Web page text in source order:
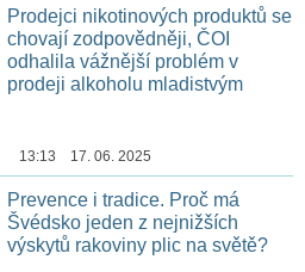
Prodejci nikotinových produktů se
chovají zodpovědněji, ČOI
odhalila vážnější problém v
prodeji alkoholu mladistvým
13:13 17. 06. 2025
Prevence i tradice. Proč má
Švédsko jeden z nejnižších
výskytů rakoviny plic na světě?